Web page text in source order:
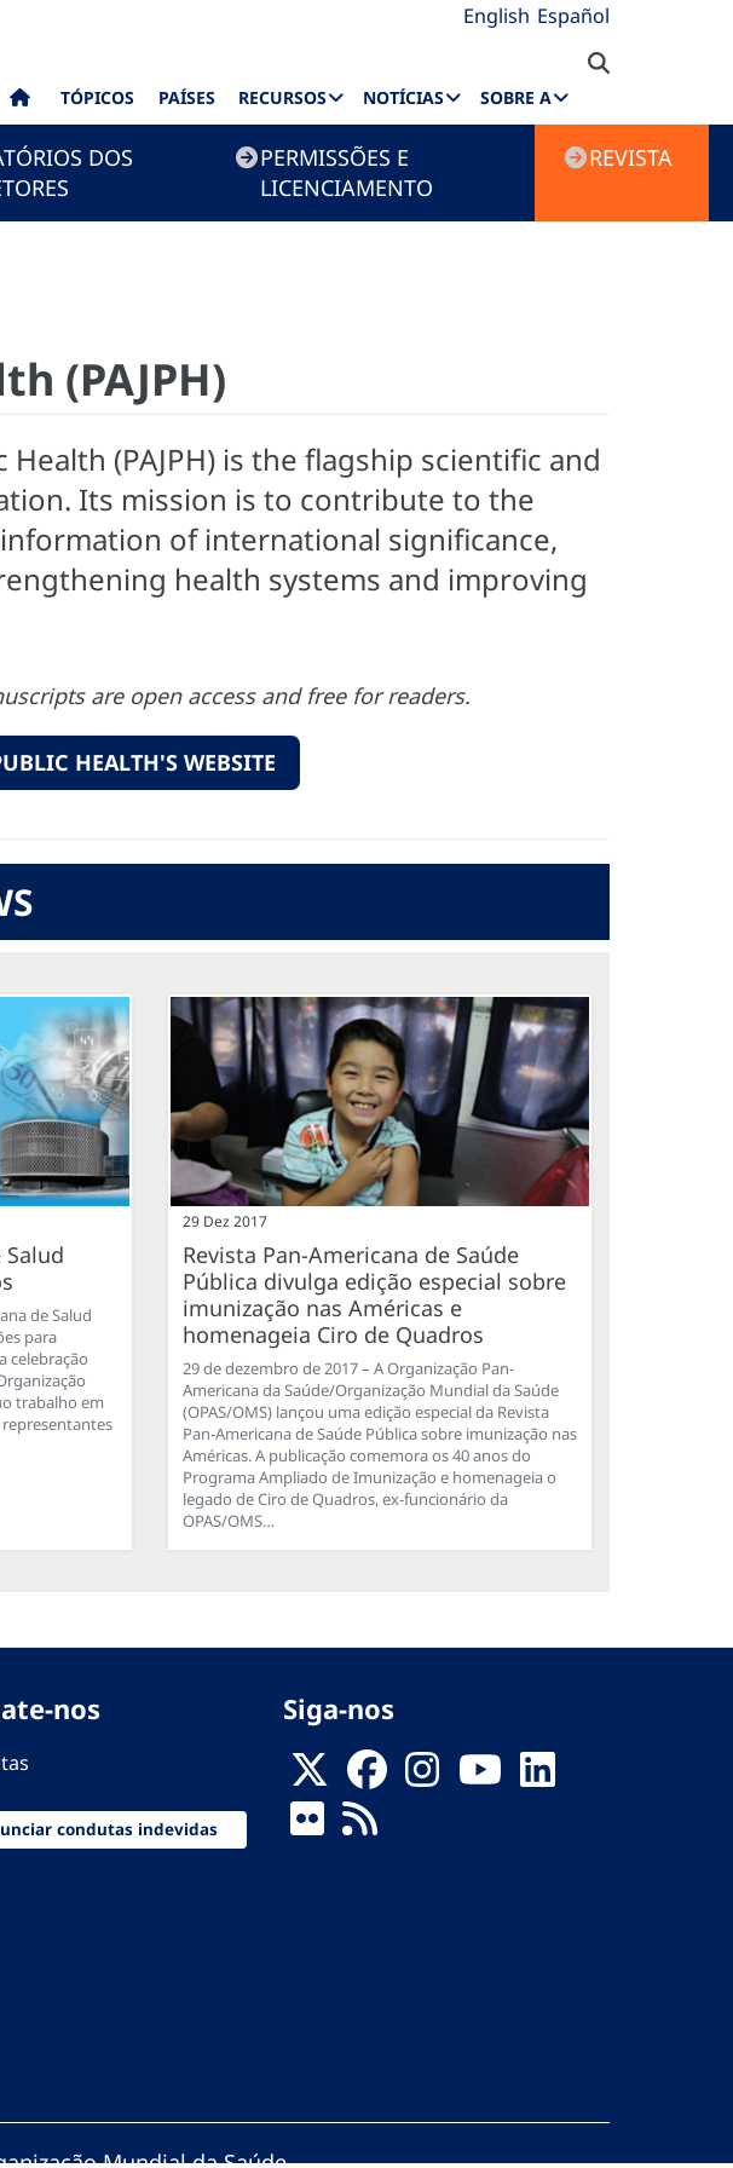
English Español
TÓPICOS PAÍSES RECURSOS NOTÍCIAS SOBRE A
DOS
PERMISSÕES E
LICENCIAMENTO
REVISTA
(PAJPH)
(PAJPH) is the flagship scientific and
Its mission is to contribute to the
of international significance,
health systems and improving
are open access and free for readers.
HEALTH'S WEBSITE
de Salud
para
celebração
trabalho em
representantes
29 Dez 2017
Revista Pan-Americana de Saúde
Pública divulga edição especial sobre
imunização nas Américas e
homenageia Ciro de Quadros
29 de dezembro de 2017 – A Organização Pan-
Americana da Saúde/Organização Mundial da Saúde
(OPAS/OMS) lançou uma edição especial da Revista
Pan-Americana de Saúde Pública sobre imunização nas
Américas. A publicação comemora os 40 anos do
Programa Ampliado de Imunização e homenageia o
legado de Ciro de Quadros, ex-funcionário da
OPAS/OMS…
nos
condutas indevidas
Siga-nos
Mundial da Saúde